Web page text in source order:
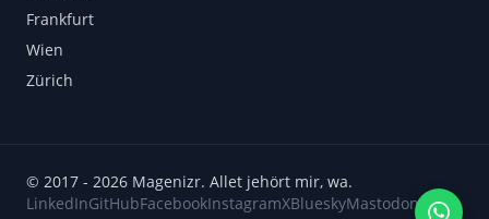
Frankfurt
Wien
Zürich
© 2017 - 2026 Magenizr. Allet jehört mir, wa.
LinkedInGitHubFacebookInstagramXBlueskyMastodon